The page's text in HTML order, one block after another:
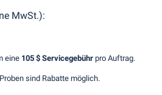
MwSt.):
eine 105 $ Servicegebühr pro Auftrag.
sind Rabatte möglich.